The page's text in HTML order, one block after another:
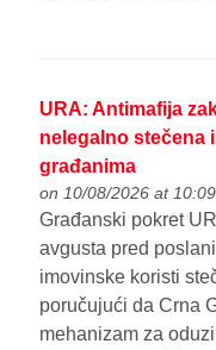
URA: Antimafija
nelegalno stečena
građanima
on 10/08/2026 at 10:09
Građanski pokret
avgusta pred
imovinske koristi
poručujući da Crna
mehanizam za